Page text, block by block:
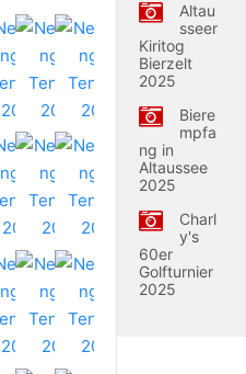
Altau
sseer
Kiritog
Bierzelt
2025
Biere
mpfa
ng in
Altaussee
2025
Charl
y's
60er
Golfturnier
2025